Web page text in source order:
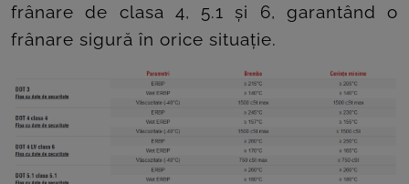
frânare de clasa 4, 5.1 și 6, garantând o
frânare sigură în orice situație.